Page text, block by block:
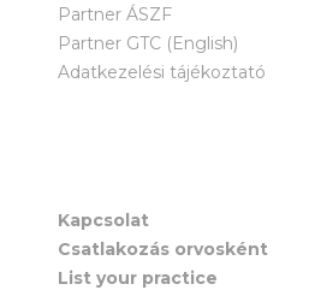
Partner ÁSZF
Partner GTC (English)
Adatkezelési tájékoztató
Kapcsolat
Csatlakozás orvosként
List your practice